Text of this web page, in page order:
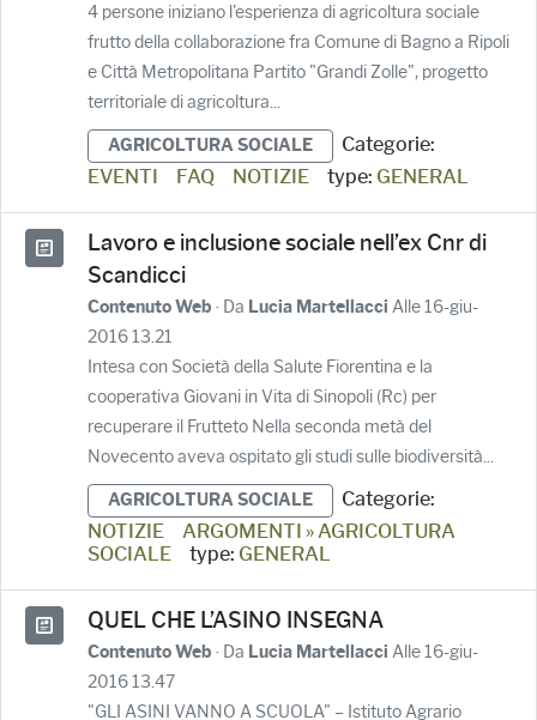
4 persone iniziano l'esperienza di agricoltura sociale
frutto della collaborazione fra Comune di Bagno a Ripoli
e Città Metropolitana Partito "Grandi Zolle", progetto
territoriale di agricoltura...
AGRICOLTURA SOCIALE
Categorie:
EVENTI
FAQ NOTIZIE type: GENERAL
Lavoro e inclusione sociale nell’ex Cnr di
Scandicci
Contenuto Web · Da Lucia Martellacci Alle 16-giu-
2016 13.21
Intesa con Società della Salute Fiorentina e la
cooperativa Giovani in Vita di Sinopoli (Rc) per
recuperare il Frutteto Nella seconda metà del
Novecento aveva ospitato gli studi sulle biodiversità...
AGRICOLTURA SOCIALE
Categorie:
NOTIZIE
ARGOMENTI » AGRICOLTURA
SOCIALE
type: GENERAL
QUEL CHE L’ASINO INSEGNA
Contenuto Web · Da Lucia Martellacci Alle 16-giu-
2016 13.47
"GLI ASINI VANNO A SCUOLA" – Istituto Agrario